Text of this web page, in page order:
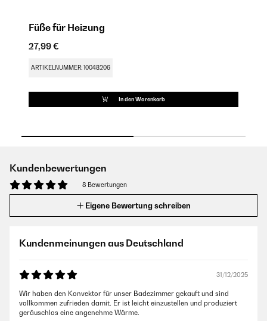
Füße für Heizung
27,99 €
ARTIKELNUMMER: 10048206
In den Warenkorb
Kundenbewertungen
8 Bewertungen
Eigene Bewertung schreiben
Kundenmeinungen aus Deutschland
31/12/2025
Wir haben den Konvektor für unser Badezimmer gekauft und sind
vollkommen zufrieden damit. Er ist leicht einzustellen und produziert
geräuschlos eine angenehme Wärme.